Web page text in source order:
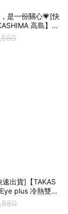
是一份關心💗[快
高島】眠
眼部按摩器 M-22
/生日禮物/孝親
出貨]【TAKAS
plus 冷熱雙效
送禮推薦/生日
獅子座禮物)